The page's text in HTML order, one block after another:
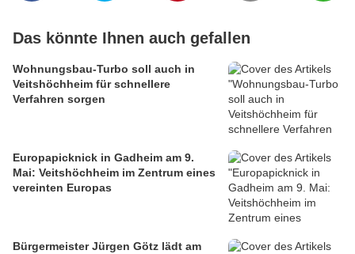
Das könnte Ihnen auch gefallen
Wohnungsbau-Turbo soll auch in
Veitshöchheim für schnellere
Verfahren sorgen
Europapicknick in Gadheim am 9.
Mai: Veitshöchheim im Zentrum eines
vereinten Europas
Bürgermeister Jürgen Götz lädt am